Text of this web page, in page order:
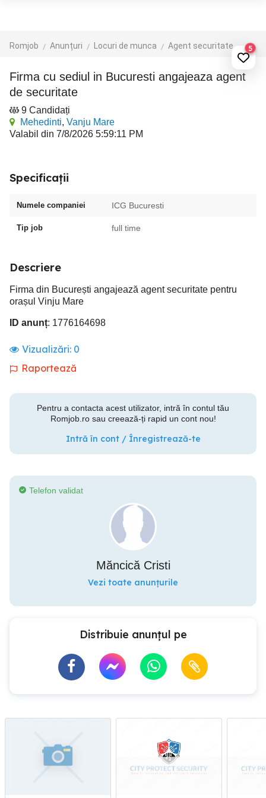
Romjob Anunțuri Locuri de munca Agent securitate 5
Firma cu sediul in Bucuresti angajeaza agent
de securitate
9 Candidați
Mehedinti, Vanju Mare
Valabil din 7/8/2026 5:59:11 PM
Specificații
Numele companiei ICG Bucuresti
Tip job full time
Descriere
Firma din București angajează agent securitate pentru
orașul Vinju Mare
ID anunț: 1776164698
Vizualizări: 0
Raportează
Pentru a contacta acest utilizator, intră în contul tău
Romjob.ro sau creează-ți rapid un cont nou!
Intră în cont / Înregistrează-te
Telefon validat
Măncică Cristi
Vezi toate anunțurile
Distribuie anunțul pe